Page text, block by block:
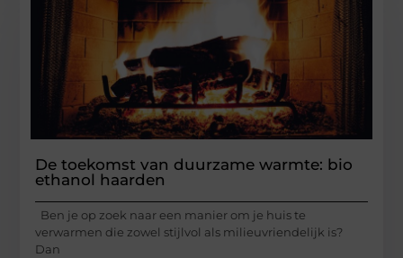
De toekomst van duurzame warmte: bio
ethanol haarden
Ben je op zoek naar een manier om je huis te
verwarmen die zowel stijlvol als milieuvriendelijk is?
Dan